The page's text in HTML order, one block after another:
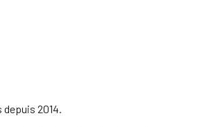
2014.